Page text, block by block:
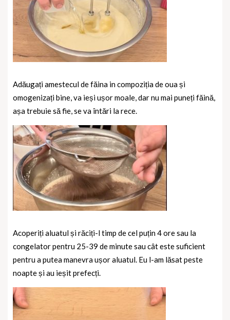
Adăugați amestecul de făina in compoziția de oua și
omogenizați bine, va ieși ușor moale, dar nu mai puneți făină,
așa trebuie să fie, se va întări la rece.
Acoperiți aluatul și răciți-l timp de cel puțin 4 ore sau la
congelator pentru 25-39 de minute sau cât este suficient
pentru a putea manevra ușor aluatul. Eu l-am lăsat peste
noapte și au ieșit prefecți.